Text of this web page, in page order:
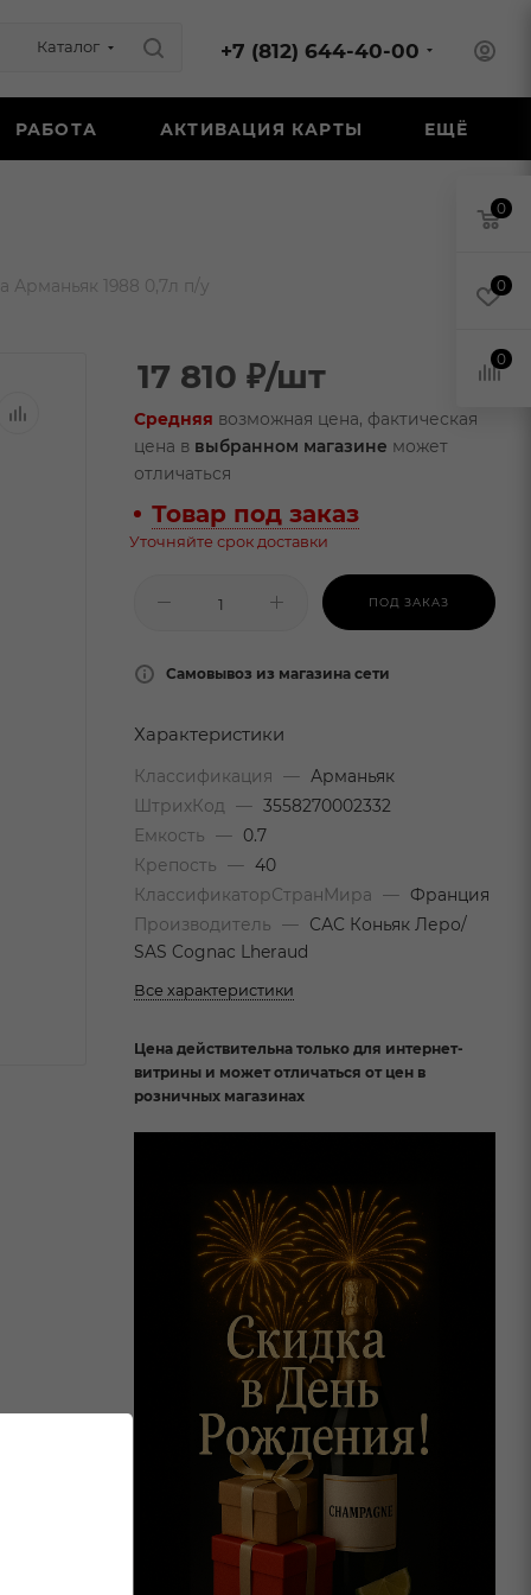
Каталог +7 (812) 644-40-00
РАБОТА АКТИВАЦИЯ КАРТЫ ЕЩЁ
Арманьяк 1988 0,7л п/у
17 810 ₽/шт
Средняя возможная цена, фактическая
цена в выбранном магазине может
отличаться
Товар под заказ
Уточняйте срок доставки
ПОД ЗАКАЗ
Самовывоз из магазина сети
Характеристики
Классификация —
Арманьяк
ШтрихКод
— 3558270002332
Емкость
—
0.7
Крепость
— 40
КлассификаторСтранМира
— Франция
Производитель
—
САС Коньяк Леро/
SAS Cognac Lheraud
Все характеристики
Цена действительна только для интернет-
витрины и может отличаться от цен в
розничных магазинах
0
0
0